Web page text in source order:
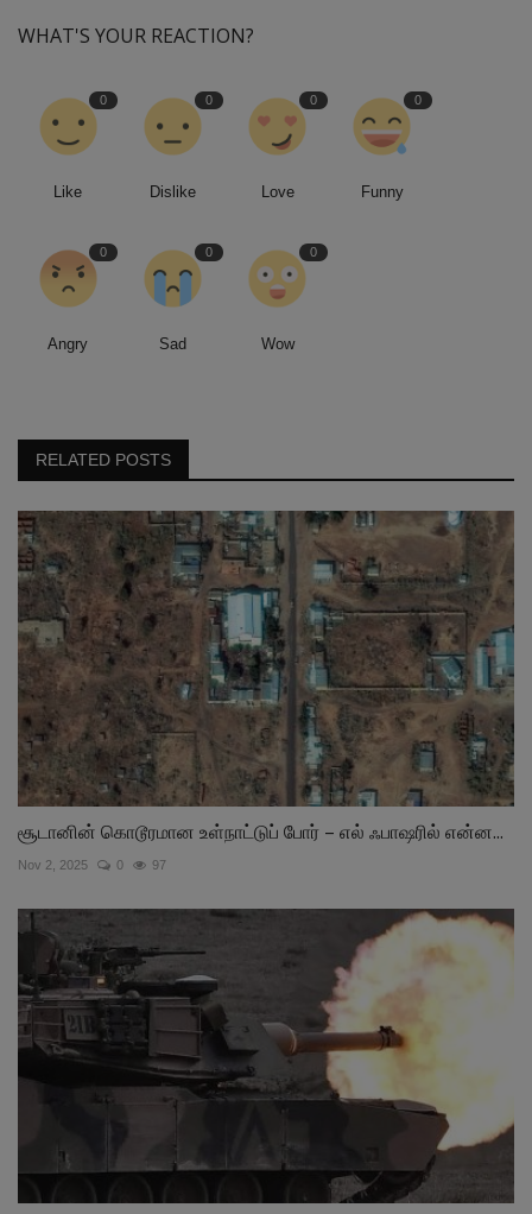
WHAT'S YOUR REACTION?
0
Like
0
Dislike
0
Love
0
Funny
0
Angry
0
Sad
0
Wow
RELATED POSTS
சூடானின் கொடூரமான உள்நாட்டுப் போர் – எல் ஃபாஷரில் என்ன...
Nov 2, 2025 0 97